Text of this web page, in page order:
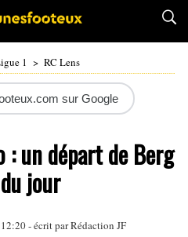
1 > RC Lens
sur Google
: un départ de Berg
jour
- écrit par Rédaction JF